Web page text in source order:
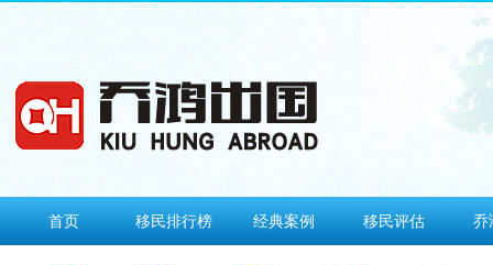
首页 移民排行榜 经典案例 移民评估 乔